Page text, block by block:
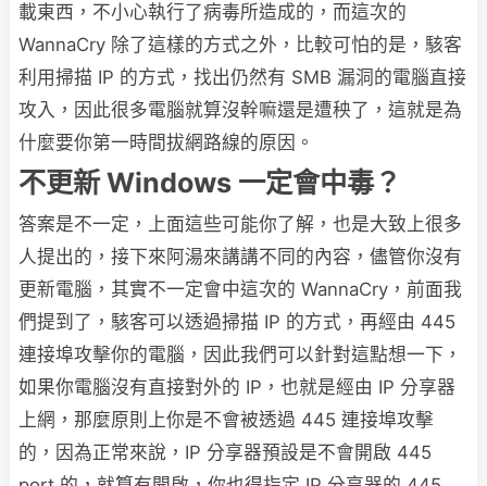
載東西，不小心執行了病毒所造成的，而這次的
WannaCry 除了這樣的方式之外，比較可怕的是，駭客
利用掃描 IP 的方式，找出仍然有 SMB 漏洞的電腦直接
攻入，因此很多電腦就算沒幹嘛還是遭秧了，這就是為
什麼要你第一時間拔網路線的原因。
不更新 Windows 一定會中毒？
答案是不一定，上面這些可能你了解，也是大致上很多
人提出的，接下來阿湯來講講不同的內容，儘管你沒有
更新電腦，其實不一定會中這次的 WannaCry，前面我
們提到了，駭客可以透過掃描 IP 的方式，再經由 445
連接埠攻擊你的電腦，因此我們可以針對這點想一下，
如果你電腦沒有直接對外的 IP，也就是經由 IP 分享器
上網，那麼原則上你是不會被透過 445 連接埠攻擊
的，因為正常來說，IP 分享器預設是不會開啟 445